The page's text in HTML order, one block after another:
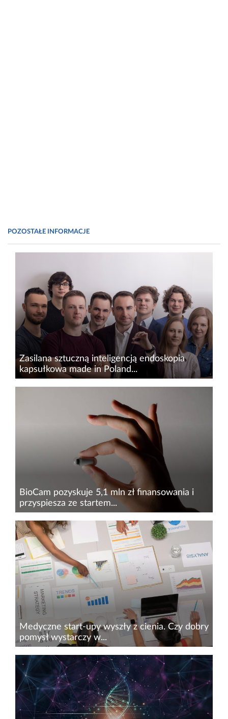
POZOSTAŁE INFORMACJE
Zasilana sztuczną inteligencją endoskopia
kapsułkowa made in Poland...
Biocam&nbsp;to wrocławski start-up medtech,
rozwijający nieinwazyjną i bezbolesną metodę
monitorowania i diagnostyki stanu układu
pokarmowego za pomocą sondy wielkości
kapsułki.&nbsp;Spółka ogłosiła...
BioCam pozyskuje 5,1 mln zł finansowania i
przyspiesza ze startem...
BioCam, polska spółka deep tech rozwijająca
technologię zdalnej endoskopii kapsułkowej
układu pokarmowego, pozyskała 5,1 mln zł
nowego finansowania od ośmiu aniołów
biznesu, w tym m.in. Dariusza...
Medyczne start-upy wyszły z cienia. Czy dobry
pomysł wystarczy w...
Nowoczesne technologie w medycynie to
branża wyjątkowa, ponieważ pozwala uratować
miliony ludzi i każdego dnia poprawia jakość
życia chorych na całym świecie. Przez ok. 60 lat
rynek opieki zdrowotnej...